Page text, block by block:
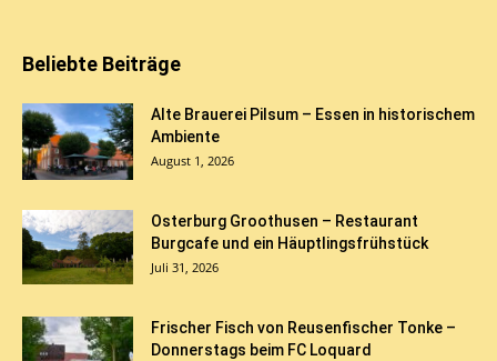
Beliebte Beiträge
Alte Brauerei Pilsum – Essen in historischem
Ambiente
August 1, 2026
Osterburg Groothusen – Restaurant
Burgcafe und ein Häuptlingsfrühstück
Juli 31, 2026
Frischer Fisch von Reusenfischer Tonke –
Donnerstags beim FC Loquard